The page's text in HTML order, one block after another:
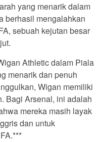
yang menarik dalam
berhasil mengalahkan
sebuah kejutan besar
Athletic dalam Piala
menarik dan penuh
Wigan memiliki
Bagi Arsenal, ini adalah
mereka masih layak
dan untuk